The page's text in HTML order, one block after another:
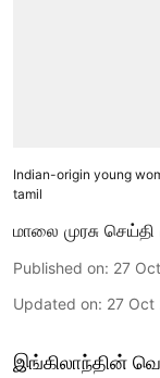
Indian-origin young
tamil
மாலை முரசு செய்தி
Published on: 27
Updated on: 27 Oct
இங்கிலாந்தின்